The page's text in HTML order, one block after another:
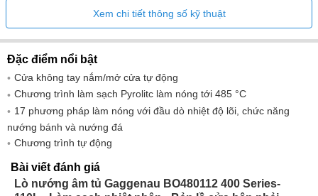
rộng
75,2
Chiều
(cm)
54,7
Độ sâu
(cm)
67
Số
lượng
4
Xem chi tiết thông số kỹ thuật
Đặc điểm nổi bật
Cửa không tay nắm/mở cửa tự động
Chương trình làm sạch Pyrolitc làm nóng tới 485 °C
17 phương pháp làm nóng với đầu dò nhiệt độ lõi, chức năng
nướng bánh và nướng đá
Chương trình tự động
Bài viết đánh giá
Lò nướng âm tủ Gaggenau BO480112 400 Series-